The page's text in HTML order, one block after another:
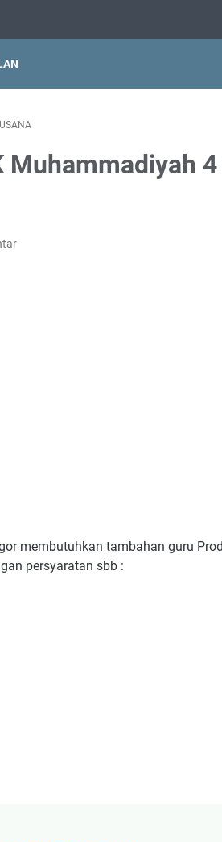
Muhammadiyah
membutuhkan tambahan guru
persyaratan sbb :